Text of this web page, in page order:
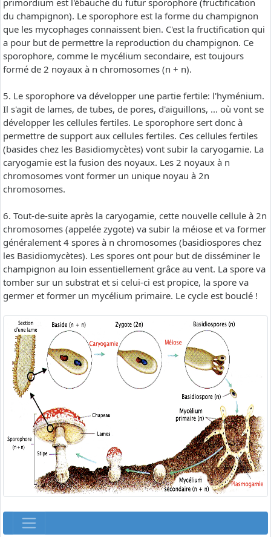
primordium est l'ébauche du futur sporophore (fructification
du champignon). Le sporophore est la forme du champignon
que les mycophages connaissent bien. C'est la fructification qui
a pour but de permettre la reproduction du champignon. Ce
sporophore, comme le mycélium secondaire, est toujours
formé de 2 noyaux à n chromosomes (n + n).
5. Le sporophore va développer une partie fertile: l'hyménium.
Il s'agit de lames, de tubes, de pores, d'aiguillons, ... où vont se
développer les cellules fertiles. Le sporophore sert donc à
permettre de support aux cellules fertiles. Ces cellules fertiles
(basides chez les Basidiomycètes) vont subir la caryogamie. La
caryogamie est la fusion des noyaux. Les 2 noyaux à n
chromosomes vont former un unique noyau à 2n
chromosomes.
6. Tout-de-suite après la caryogamie, cette nouvelle cellule à 2n
chromosomes (appelée zygote) va subir la méiose et va former
généralement 4 spores à n chromosomes (basidiospores chez
les Basidiomycètes). Les spores ont pour but de disséminer le
champignon au loin essentiellement grâce au vent. La spore va
tomber sur un substrat et si celui-ci est propice, la spore va
germer et former un mycélium primaire. Le cycle est bouclé !